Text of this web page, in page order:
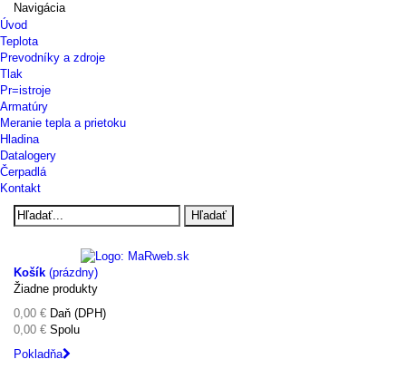
Navigácia
Úvod
Teplota
Prevodníky a zdroje
Tlak
Pr=istroje
Armatúry
Meranie tepla a prietoku
Hladina
Datalogery
Čerpadlá
Kontakt
Hľadať
Košík (prázdny)
Žiadne produkty
0,00 € Daň (DPH)
0,00 € Spolu
Pokladňa